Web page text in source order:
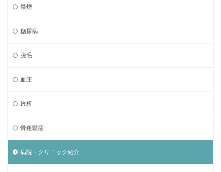
禁煙
糖尿病
脱毛
血圧
透析
骨粗鬆症
病院・クリニック紹介